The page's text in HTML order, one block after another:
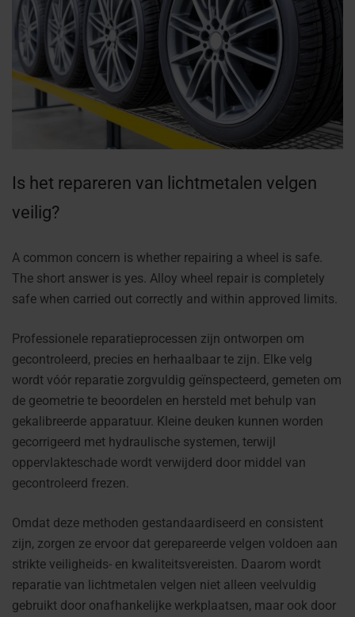
Is het repareren van lichtmetalen velgen
veilig?
A common concern is whether repairing a wheel is safe.
The short answer is yes. Alloy wheel repair is completely
safe when carried out correctly and within approved limits.
Professionele reparatieprocessen zijn ontworpen om
gecontroleerd, precies en herhaalbaar te zijn. Elke velg
wordt vóór reparatie zorgvuldig geïnspecteerd, gemeten om
de geometrie te beoordelen en hersteld met behulp van
gekalibreerde apparatuur. Kleine deuken kunnen worden
gecorrigeerd met hydraulische systemen, terwijl
oppervlakteschade wordt verwijderd door middel van
gecontroleerd frezen.
Omdat deze methoden gestandaardiseerd en consistent
zijn, zorgen ze ervoor dat gerepareerde velgen voldoen aan
strikte veiligheids- en kwaliteitsvereisten. Daarom wordt
reparatie van lichtmetalen velgen niet alleen veelvuldig
gebruikt door onafhankelijke werkplaatsen, maar ook door